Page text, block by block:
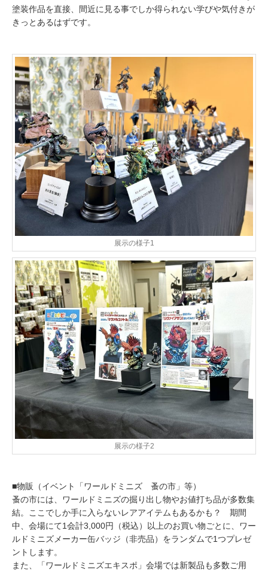
塗装作品を直接、間近に見る事でしか得られない学びや気付きが
きっとあるはずです。
展示の様子1
展示の様子2
■物販（イベント「ワールドミニズ 蚤の市」等）
蚤の市には、ワールドミニズの掘り出し物やお値打ち品が多数集
結。ここでしか手に入らないレアアイテムもあるかも？ 期間
中、会場にて1会計3,000円（税込）以上のお買い物ごとに、ワー
ルドミニズメーカー缶バッジ（非売品）をランダムで1つプレゼ
ントします。
また、「ワールドミニズエキスポ」会場では新製品も多数ご用